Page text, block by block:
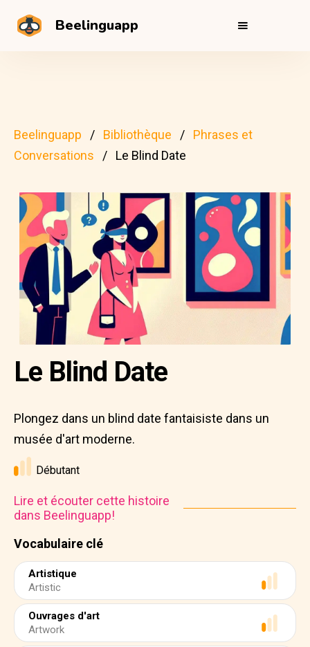
Beelinguapp
Beelinguapp Bibliothèque
Phrases et
Conversations
Le Blind Date
Vocabulaire clé
Artistique
Artistic
Ouvrages d'art
Artwork
Le Blind Date
Plongez dans un blind date fantaisiste dans un
musée d'art moderne.
Débutant
Lire et écouter cette histoire
dans Beelinguapp!